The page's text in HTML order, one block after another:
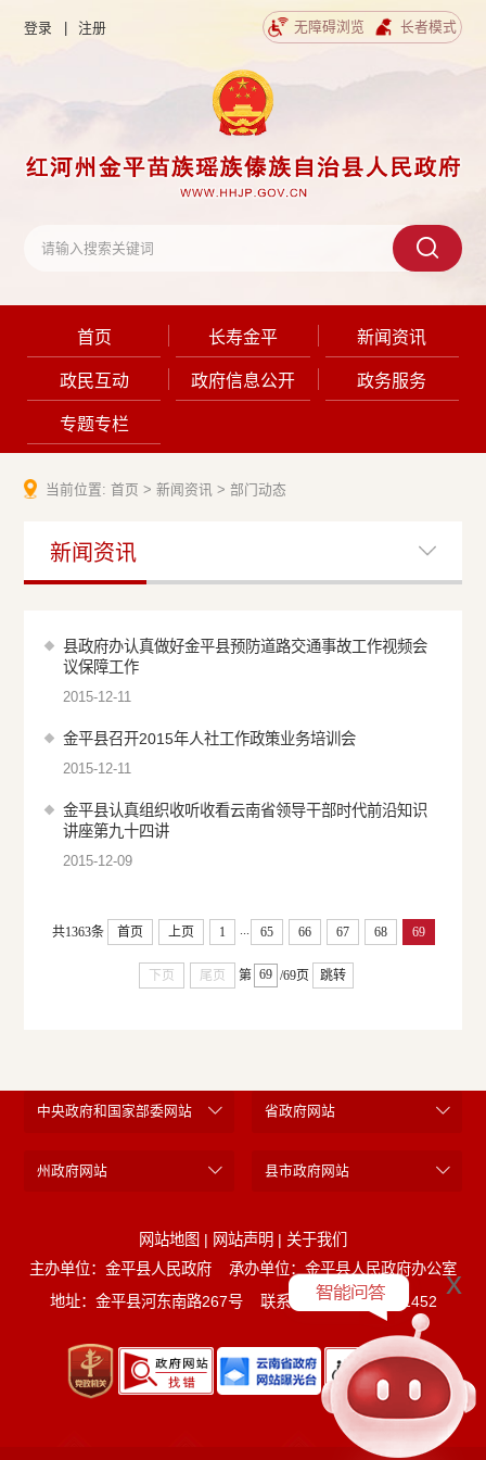
登录 | 注册 无障碍浏览 长者模式
首页 长寿金平 新闻资讯
政民互动 政府信息公开 政务服务
专题专栏
当前位置:首页 >新闻资讯 >部门动态
新闻资讯
县政府办认真做好金平县预防道路交通事故工作视频会
议保障工作
2015-12-11
金平县召开2015年人社工作政策业务培训会
2015-12-11
金平县认真组织收听收看云南省领导干部时代前沿知识
讲座第九十四讲
2015-12-09
共1363条 首页 上页 1 ... 65 66 67 68 69
下页 尾页 第 /69页 跳转
中央政府和国家部委网站 省政府网站
州政府网站 县市政府网站
网站地图 | 网站声明 | 关于我们
主办单位：金平县人民政府
承办单位：金平县人民政府办公室
地址：金平县河东南路267号
联系电话：0873-5221452
x